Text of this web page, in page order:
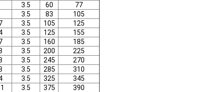
3.5 60
77
3.5 83
105
3.5 105
125
3.5 125
155
3.5 160
185
3.5 200
225
3.5 245
270
3.5 285
310
3.5 325
345
3.5 375
390